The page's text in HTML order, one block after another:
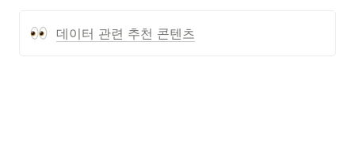
데이터 관련 추천 콘텐츠